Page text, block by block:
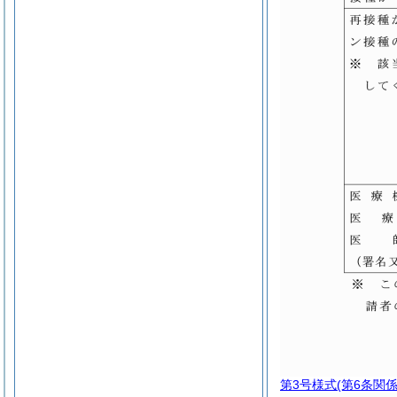
第3号様式(第6条関